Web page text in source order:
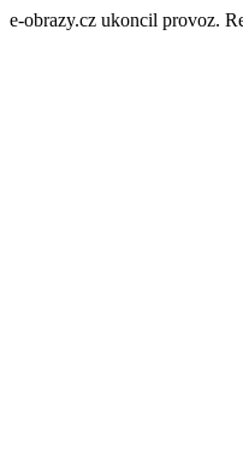
e-obrazy.cz ukoncil provoz.